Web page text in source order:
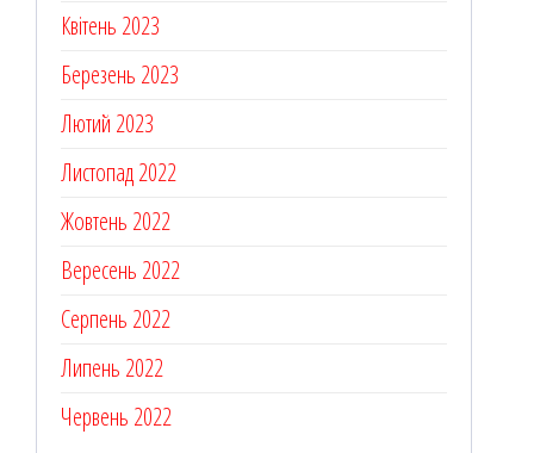
Квітень 2023
Березень 2023
Лютий 2023
Листопад 2022
Жовтень 2022
Вересень 2022
Серпень 2022
Липень 2022
Червень 2022